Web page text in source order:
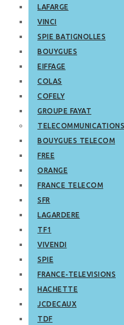
LAFARGE
VINCI
SPIE BATIGNOLLES
BOUYGUES
EIFFAGE
COLAS
COFELY
GROUPE FAYAT
BOUYGUES TELECOM
FREE
ORANGE
FRANCE TELECOM
SFR
LAGARDERE
TF1
VIVENDI
SPIE
FRANCE-TELEVISIONS
HACHETTE
JCDECAUX
TDF